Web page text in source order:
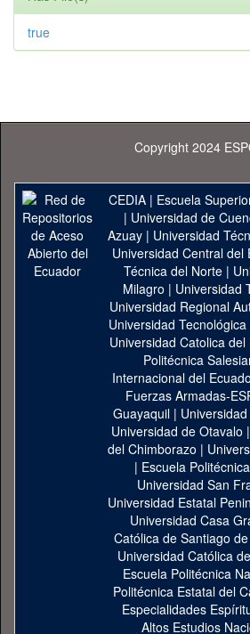
true
Copyright 2024
CEDIA| Escuela
| Universidad de
Azuay| Universidad
Universidad Central del
Técnica del Norte |
Milagro | Universidad
Universidad Regional
Universidad
Universidad Catolica del
Politécnica
Internacional del
Fuerzas Armadas-
Guayaquil|
Universidad de Otavalo |
del Chimborazo |
| Escuela
Universidad San
Universidad Estatal
Universidad Casa
Católica de Santiago
Universidad Católica
Escuela Politécnica
Politécnica Estatal del
Especialidades
Altos Estudios